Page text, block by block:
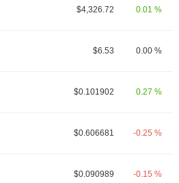
$4,326.72 0.01 %
$6.53 0.00 %
$0.101902 0.27 %
$0.606681 -0.25 %
$0.090989 -0.15 %